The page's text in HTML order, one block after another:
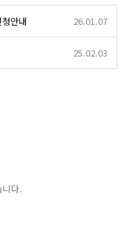
안내 26.01.07
25.02.03
다.